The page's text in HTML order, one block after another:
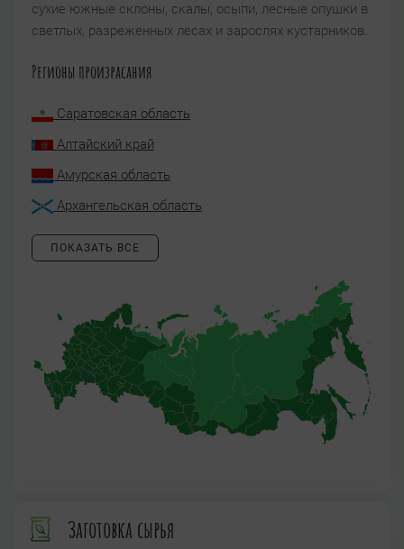
сухие южные склоны, скалы, осыпи, лесные опушки в
светлых, разреженных лесах и зарослях кустарников.
Регионы произрасания
Саратовская область
Алтайский край
Амурская область
Архангельская область
ПОКАЗАТЬ ВСЕ
Заготовка сырья